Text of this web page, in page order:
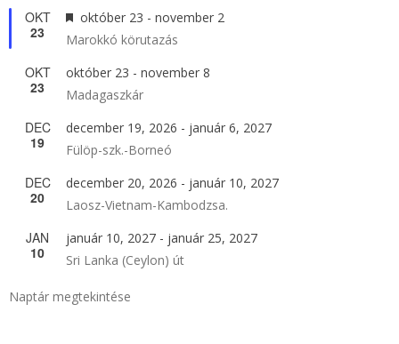
OKT
23
Kiemelt
október 23 - november 2
Marokkó körutazás
OKT
23
október 23 - november 8
Madagaszkár
DEC
19
december 19, 2026 - január 6, 2027
Fülöp-szk.-Borneó
DEC
20
december 20, 2026 - január 10, 2027
Laosz-Vietnam-Kambodzsa.
JAN
10
január 10, 2027 - január 25, 2027
Sri Lanka (Ceylon) út
Naptár megtekintése